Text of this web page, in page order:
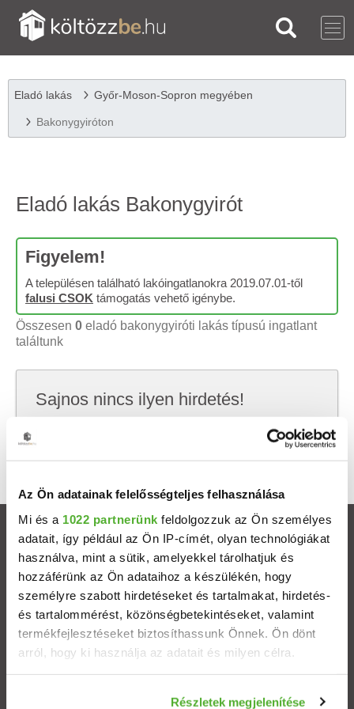
Az Ön adatainak felelősségteljes felhasználása
Mi és a 1022 partnerünk feldolgozzuk az Ön személyes
adatait, így például az Ön IP-címét, olyan technológiákat
használva, mint a sütik, amelyekkel tárolhatjuk és
hozzáférünk az Ön adataihoz a készülékén, hogy
személyre szabott hirdetéseket és tartalmakat, hirdetés-
és tartalommérést, közönségbetekintéseket, valamint
termékfejlesztéseket biztosíthassunk Önnek. Ön dönt
arról, hogy ki használja az adatait és milyen célra.
Részletek megjelenítése
Eladó lakás Győr-Moson-Sopron megyében
Bakonygyiróton
Eladó lakás Bakonygyirót
Figyelem!
A településen található lakóingatlanokra 2019.07.01-től
falusi CSOK támogatás vehető igénybe.
Összesen 0 eladó bakonygyiróti lakás típusú ingatlant
találtunk
Sajnos nincs ilyen hirdetés!
Próbálj meg kevesebb szempont szerint
keresni, hátha akkor megtalálod, amit keresel.
Ingatlanok
Eladó házak
Eladó lakások